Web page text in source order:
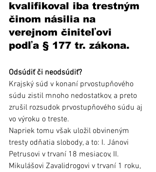
kvalifikoval iba trestným
činom násilia na
verejnom činiteľovi
podľa § 177 tr. zákona.
Odsúdiť či neodsúdiť?
Krajský súd v konaní prvostupňového
súdu zistil mnoho nedostatkov, a preto
zrušil rozsudok prvostupňového súdu aj
vo výroku o treste.
Napriek tomu však uložil obvineným
tresty odňatia slobody, a to: I. Jánovi
Petrusovi v trvaní 18 mesiacov, II.
Mikulášovi Zavalidrogovi v trvaní 1 roku,